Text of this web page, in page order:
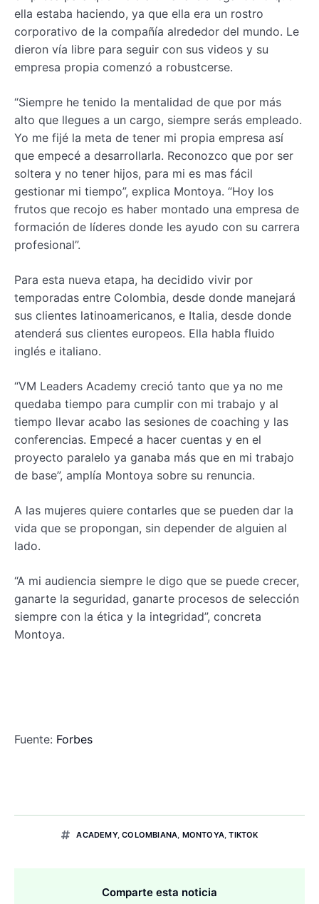
ella estaba haciendo, ya que ella era un rostro
corporativo de la compañía alrededor del mundo. Le
dieron vía libre para seguir con sus videos y su
empresa propia comenzó a robustcerse.
“Siempre he tenido la mentalidad de que por más
alto que llegues a un cargo, siempre serás empleado.
Yo me fijé la meta de tener mi propia empresa así
que empecé a desarrollarla. Reconozco que por ser
soltera y no tener hijos, para mi es mas fácil
gestionar mi tiempo”, explica Montoya. “Hoy los
frutos que recojo es haber montado una empresa de
formación de líderes donde les ayudo con su carrera
profesional”.
Para esta nueva etapa, ha decidido vivir por
temporadas entre Colombia, desde donde manejará
sus clientes latinoamericanos, e Italia, desde donde
atenderá sus clientes europeos. Ella habla fluido
inglés e italiano.
“VM Leaders Academy creció tanto que ya no me
quedaba tiempo para cumplir con mi trabajo y al
tiempo llevar acabo las sesiones de coaching y las
conferencias. Empecé a hacer cuentas y en el
proyecto paralelo ya ganaba más que en mi trabajo
de base”, amplía Montoya sobre su renuncia.
A las mujeres quiere contarles que se pueden dar la
vida que se propongan, sin depender de alguien al
lado.
“A mi audiencia siempre le digo que se puede crecer,
ganarte la seguridad, ganarte procesos de selección
siempre con la ética y la integridad”, concreta
Montoya.
Fuente: Forbes
ACADEMY,COLOMBIANA, MONTOYA,TIKTOK
Comparte esta noticia